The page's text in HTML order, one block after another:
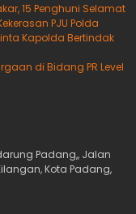
15 Penghuni Selamat
PJU Polda
Kapolda Bertindak
di Bidang PR Level
Padang,, Jalan
Kota Padang,